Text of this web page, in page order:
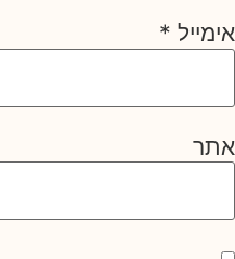
אימייל *
אתר